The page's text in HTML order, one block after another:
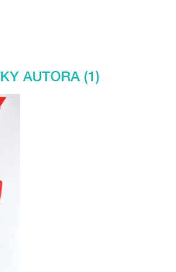
AUTORA (1)